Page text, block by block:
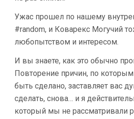
Ужас прошел по нашему
#random, и Коварекс Могучий
любопытством и интересом.
И вы знаете, как это обычно
Повторение причин, по
быть сделано, заставляет вас
сделать, снова… и я
который мы не рассматривали